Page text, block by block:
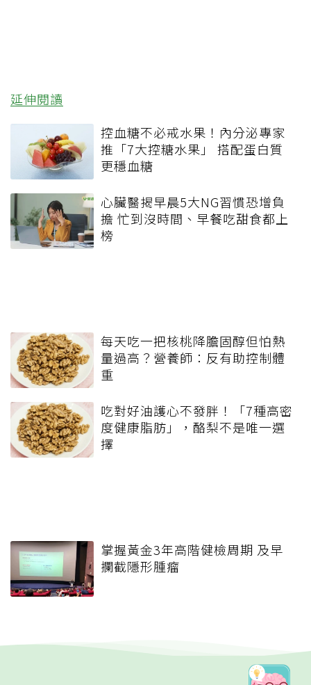
延伸閱讀
控血糖不必戒水果！內分泌專家
推「7大控糖水果」 搭配蛋白質
更穩血糖
心臟醫揭早晨5大NG習慣恐增負
擔 忙到沒時間、早餐吃甜食都上
榜
每天吃一把核桃降膽固醇但怕熱
量過高？營養師：反有助控制體
重
吃對好油護心不發胖！「7種高密
度健康脂肪」，酪梨不是唯一選
擇
掌握黃金3年高階健檢周期 及早
攔截隱形腫瘤